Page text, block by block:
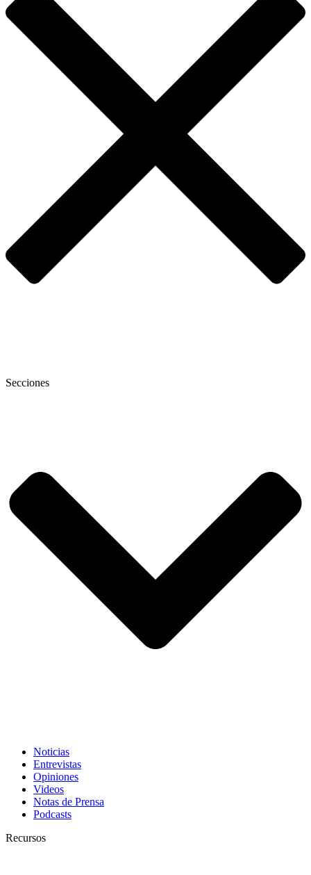
Secciones
Noticias
Entrevistas
Opiniones
Videos
Notas de Prensa
Podcasts
Recursos